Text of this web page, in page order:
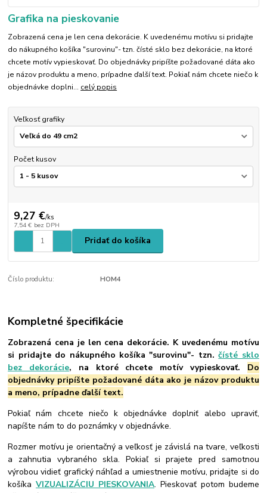
Grafika na pieskovanie
Zobrazená cena je len cena dekorácie. K uvedenému motívu si pridajte
do nákupného košíka "surovinu"- tzn. čísté sklo bez dekorácie, na ktoré
chcete motív vypieskovať. Do objednávky pripíšte požadované dáta ako
je názov produktu a meno, prípadne ďalší text. Pokiaľ nám chcete niečo k
objednávke doplni... celý popis
Veľkosť grafiky
Počet kusov
9,27 €/ks
7,54 € bez DPH
Pridať do košíka
Číslo produktu: HOM4
Kompletné špecifikácie
Zobrazená cena je len cena dekorácie. K uvedenému motívu
si pridajte do nákupného košíka "surovinu"- tzn.čísté sklo
bez dekorácie, na ktoré chcete motív vypieskovať. Do
objednávky pripíšte požadované dáta ako je názov produktu
a meno, prípadne ďalší text.
Pokiaľ nám chcete niečo k objednávke doplniť alebo upraviť,
napíšte nám to do poznámky v objednávke.
Rozmer motívu je orientačný a veľkosť je závislá na tvare, veľkosti
a zahnutia vybraného skla. Pokiaľ si prajete pred samotnou
výrobou vidieť grafický náhľad a umiestnenie motívu, pridajte si do
košíkaVIZUALIZÁCIU PIESKOVANIA. Pieskovať potom budeme